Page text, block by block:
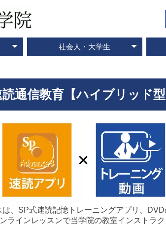
社会人・大学生
通信教育【ハイブリッド型
、SP式速読記憶トレーニングアプリ、
ラインレッスンで当学院の教室インストラ